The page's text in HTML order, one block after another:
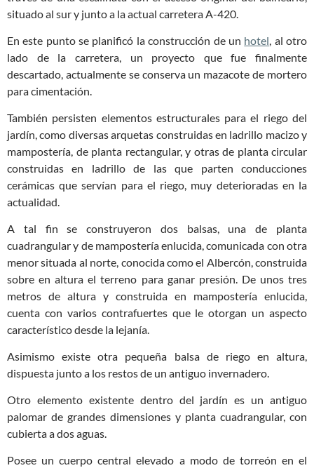
situado al sur y junto a la actual carretera A-420.
En este punto se planificó la construcción de un hotel, al otro
lado de la carretera, un proyecto que fue finalmente
descartado, actualmente se conserva un mazacote de mortero
para cimentación.
También persisten elementos estructurales para el riego del
jardín, como diversas arquetas construidas en ladrillo macizo y
mampostería, de planta rectangular, y otras de planta circular
construidas en ladrillo de las que parten conducciones
cerámicas que servían para el riego, muy deterioradas en la
actualidad.
A tal fin se construyeron dos balsas, una de planta
cuadrangular y de mampostería enlucida, comunicada con otra
menor situada al norte, conocida como el Albercón, construida
sobre en altura el terreno para ganar presión. De unos tres
metros de altura y construida en mampostería enlucida,
cuenta con varios contrafuertes que le otorgan un aspecto
característico desde la lejanía.
Asimismo existe otra pequeña balsa de riego en altura,
dispuesta junto a los restos de un antiguo invernadero.
Otro elemento existente dentro del jardín es un antiguo
palomar de grandes dimensiones y planta cuadrangular, con
cubierta a dos aguas.
Posee un cuerpo central elevado a modo de torreón en el